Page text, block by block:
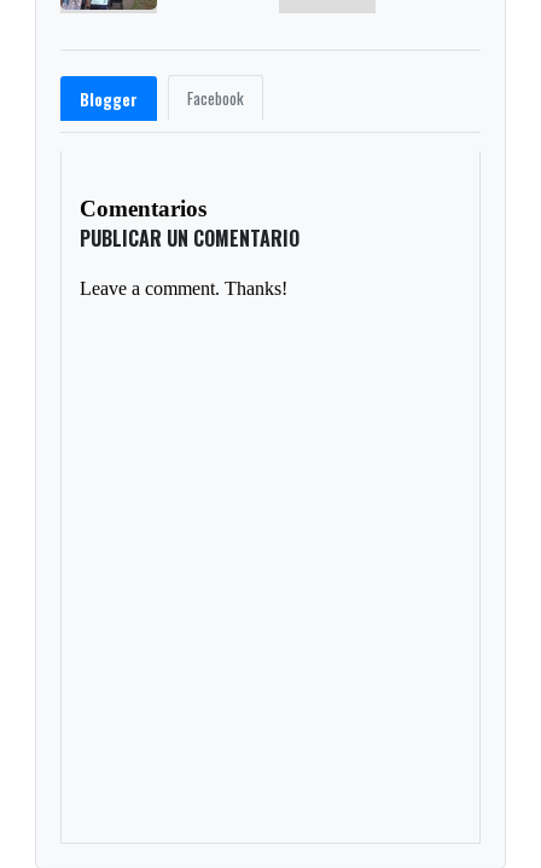
Blogger Facebook
Comentarios
PUBLICAR UN COMENTARIO
Leave a comment. Thanks!